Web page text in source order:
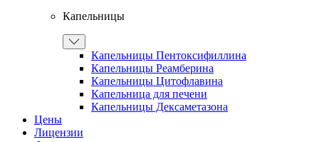
Капельницы
Капельницы Пентоксифиллина
Капельницы Реамберина
Капельницы Цитофлавина
Капельница для печени
Капельницы Дексаметазона
Цены
Лицензии